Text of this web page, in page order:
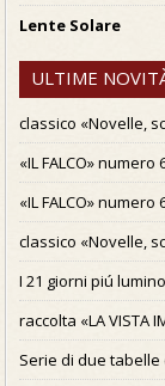
Lente Solare
ULTIME
classico «Novelle,
«IL FALCO» numero
«IL FALCO» numero
classico «Novelle,
I 21 giorni piú
raccolta «LA VISTA
Serie di due tabelle